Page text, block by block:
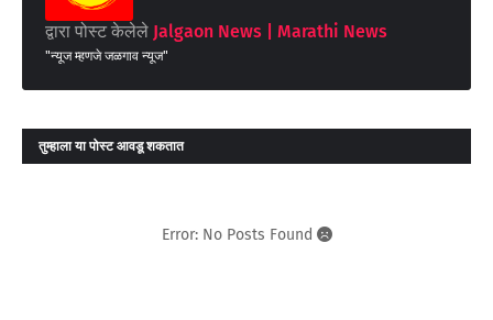
द्वारा पोस्ट केलेले Jalgaon News | Marathi News
"न्यूज म्हणजे जळगाव न्यूज"
तुम्‍हाला या पोस्‍ट आवडू शकतात
Error: No Posts Found